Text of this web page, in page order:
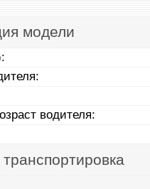
модели
водителя: